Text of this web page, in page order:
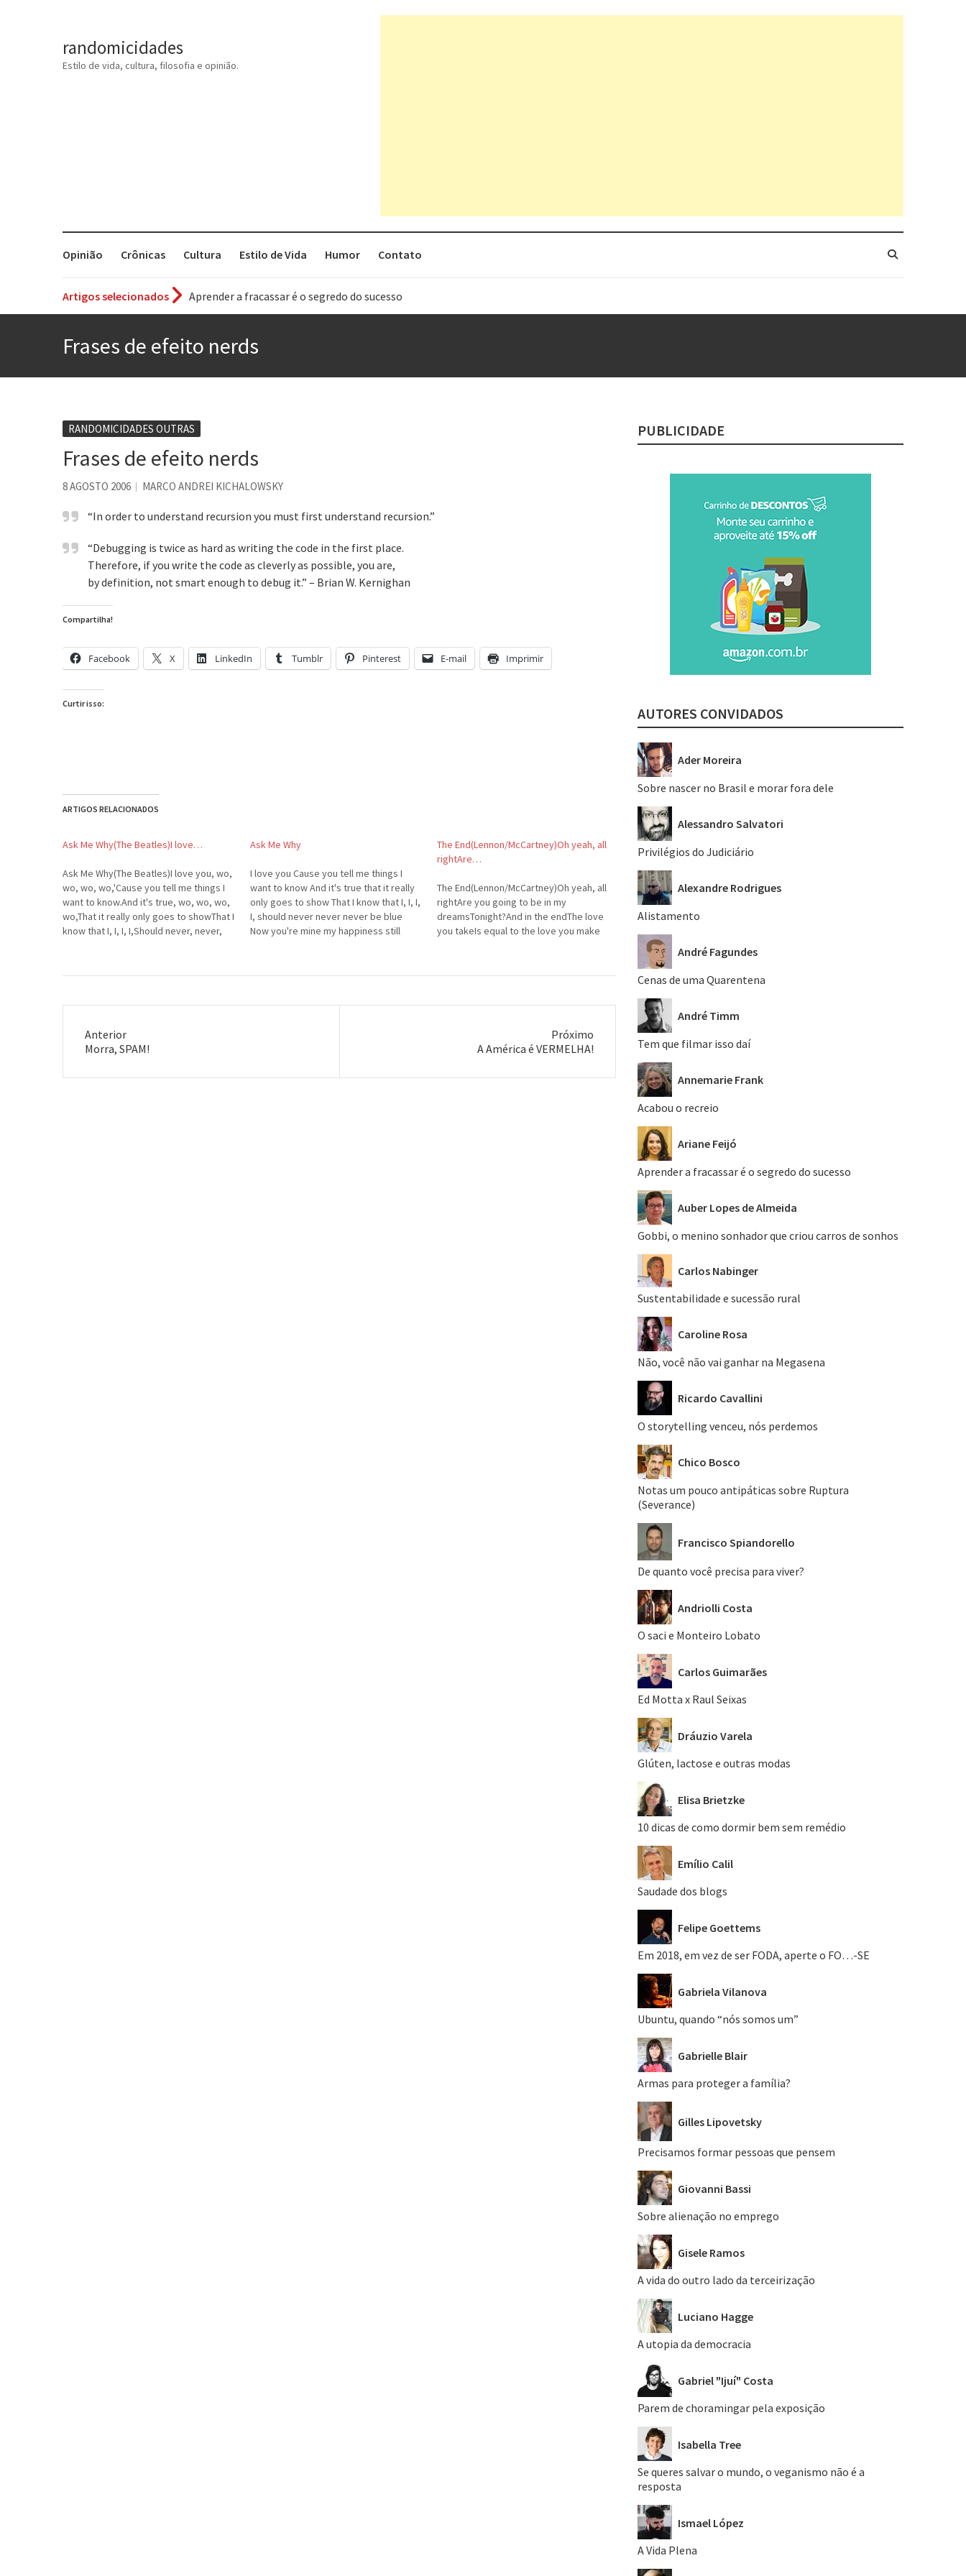
randomicidades
Estilo de vida, cultura, filosofia e opinião.
Opinião Crônicas Cultura Estilo de Vida Humor Contato
Artigos selecionados
Aprender a fracassar é o segredo do sucesso
Esse tal de Rock Gaúcho
Os causos de Jorge Luis Borges
Se queres salvar o mundo, o veganismo não é a resposta
Tem que filmar isso daí
Frases de efeito nerds
RANDOMICIDADES OUTRAS
Frases de efeito nerds
8 AGOSTO 2006 MARCO ANDREI KICHALOWSKY
“In order to understand recursion you must first understand recursion.”
“Debugging is twice as hard as writing the code in the first place.
Therefore, if you write the code as cleverly as possible, you are,
by definition, not smart enough to debug it.” – Brian W. Kernighan
Compartilha!
Facebook X LinkedIn Tumblr Pinterest E-mail Imprimir
Curtir isso:
ARTIGOS RELACIONADOS
Ask Me Why(The Beatles)I love…
Ask Me Why(The Beatles)I love you, wo,
wo, wo, wo,'Cause you tell me things I
want to know.And it's true, wo, wo, wo,
wo,That it really only goes to showThat I
know that I, I, I, I,Should never, never,
cry.And in…
Ask Me Why
I love you Cause you tell me things I
want to know And it's true that it really
only goes to show That I know that I, I, I,
I, should never never never be blue
Now you're mine my happiness still
The End(Lennon/McCartney)Oh yeah, all
rightAre…
The End(Lennon/McCartney)Oh yeah, all
rightAre you going to be in my
dreamsTonight?And in the endThe love
you takeIs equal to the love you make
Anterior
Post
Morra, SPAM!
Próximo
A América é VERMELHA!
PUBLICIDADE
AUTORES CONVIDADOS
Ader Moreira
Sobre nascer no Brasil e morar fora dele
Alessandro Salvatori
Privilégios do Judiciário
Alexandre Rodrigues
Alistamento
André Fagundes
Cenas de uma Quarentena
André Timm
Tem que filmar isso daí
Annemarie Frank
Acabou o recreio
Ariane Feijó
Aprender a fracassar é o segredo do sucesso
Auber Lopes de Almeida
Gobbi, o menino sonhador que criou carros de sonhos
Carlos Nabinger
Sustentabilidade e sucessão rural
Caroline Rosa
Não, você não vai ganhar na Megasena
Ricardo Cavallini
O storytelling venceu, nós perdemos
Chico Bosco
Notas um pouco antipáticas sobre Ruptura
(Severance)
Francisco Spiandorello
De quanto você precisa para viver?
Andriolli Costa
O saci e Monteiro Lobato
Carlos Guimarães
Ed Motta x Raul Seixas
Dráuzio Varela
Glúten, lactose e outras modas
Elisa Brietzke
10 dicas de como dormir bem sem remédio
Emílio Calil
Saudade dos blogs
Felipe Goettems
Em 2018, em vez de ser FODA, aperte o FO…-SE
Gabriela Vilanova
Ubuntu, quando “nós somos um”
Gabrielle Blair
Armas para proteger a família?
Gilles Lipovetsky
Precisamos formar pessoas que pensem
Giovanni Bassi
Sobre alienação no emprego
Gisele Ramos
A vida do outro lado da terceirização
Luciano Hagge
A utopia da democracia
Gabriel "Ijuí" Costa
Parem de choramingar pela exposição
Isabella Tree
Se queres salvar o mundo, o veganismo não é a
resposta
Ismael López
A Vida Plena